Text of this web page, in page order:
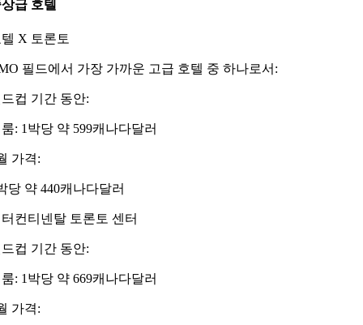
급 호텔
X 토론토
필드에서 가장 가까운 고급 호텔 중 하나로서:
컵 기간 동안:
: 1박당 약 599캐나다달러
가격:
당 약 440캐나다달러
컨티넨탈 토론토 센터
컵 기간 동안:
: 1박당 약 669캐나다달러
가격: